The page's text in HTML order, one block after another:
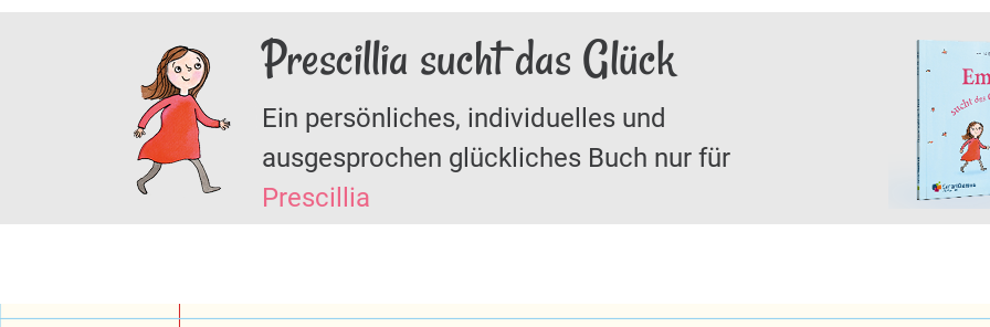
Prescillia sucht das Glück
Ein persönliches, individuelles und
ausgesprochen glückliches Buch nur für
Prescillia